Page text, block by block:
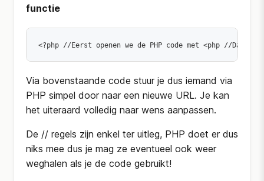
functie
<?php //Eerst openen we de PHP code met <php //Daarna
Via bovenstaande code stuur je dus iemand via
PHP simpel door naar een nieuwe URL. Je kan
het uiteraard volledig naar wens aanpassen.
De // regels zijn enkel ter uitleg, PHP doet er dus
niks mee dus je mag ze eventueel ook weer
weghalen als je de code gebruikt!